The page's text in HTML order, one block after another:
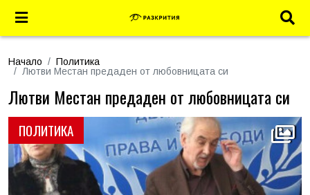
Начало
Политика
Лютви Местан предаден от любовницата си
ПОЛИТИКА
Лютви Местан предаден от любовницата си